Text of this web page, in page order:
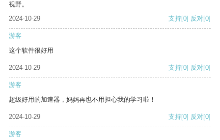
视野。
2024-10-29
支持[0] 反对[0]
游客
这个软件很好用
2024-10-29 支持[0] 反对[0]
游客
超级好用的加速器，妈妈再也不用担心我的学习啦！
2024-10-29 支持[0] 反对[0]
游客